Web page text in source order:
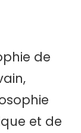
de
et de